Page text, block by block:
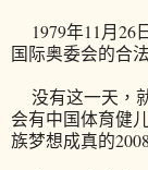
1979年11月26
国际奥委会的合
没有这一天，
会有中国体育健
族梦想成真的